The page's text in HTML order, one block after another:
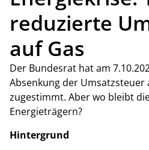
reduzierte
auf Gas
Der Bundesrat hat am
Absenkung der Umsatzsteuer
zugestimmt. Aber wo bleibt
Energieträgern?
Hintergrund